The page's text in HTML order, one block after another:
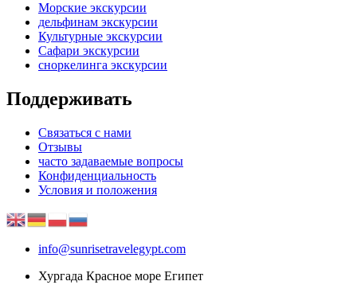
Морские экскурсии
дельфинам экскурсии
Культурные экскурсии
Сафари экскурсии
сноркелинга экскурсии
Поддерживать
Связаться с нами
Отзывы
часто задаваемые вопросы
Конфиденциальность
Условия и положения
info@sunrisetravelegypt.com
Хургада Красное море Египет